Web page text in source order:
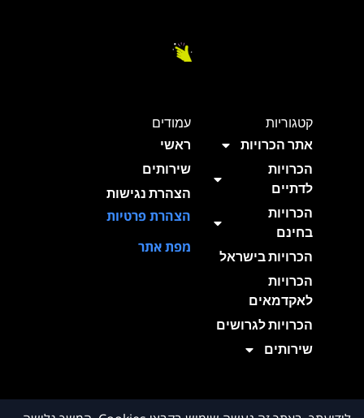
קטגוריות
אתר הכרויות
הכרויות
לדתיים
הכרויות
בחינם
הכרויות בישראל
הכרויות
לאקדמאים
הכרויות לגרושים
שירותים
עמודים
ראשי
שירותים
הצהרת נגישות
הצהרת פרטיות
מפת אתר